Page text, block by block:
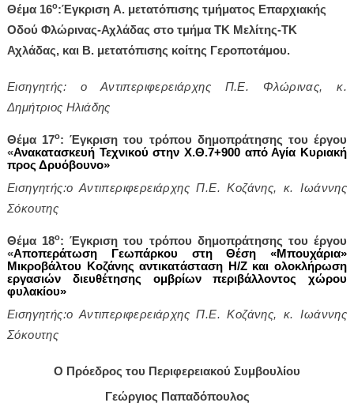
Θέμα 16ο:Έγκριση A. μετατόπισης τμήματος Επαρχιακής
Οδού Φλώρινας-Αχλάδας στο τμήμα ΤΚ Μελίτης-ΤΚ
Αχλάδας, και Β. μετατόπισης κοίτης Γεροποτάμου.
Εισηγητής: ο Αντιπεριφερειάρχης Π.Ε. Φλώρινας, κ.
Δημήτριος Ηλιάδης
Θέμα 17ο:Έγκρισητου τρόπου δημοπράτησης του έργου
«Ανακατασκευή Τεχνικού στην Χ.Θ.7+900 από Αγία Κυριακή
προς Δρυόβουνο»
Εισηγητής:ο Αντιπεριφερειάρχης Π.Ε. Κοζάνης, κ. Ιωάννης
Σόκουτης
Θέμα 18ο:Έγκρισητου τρόπου δημοπράτησης του έργου
«Αποπεράτωση Γεωπάρκου στη Θέση «Μπουχάρια»
Μικροβάλτου Κοζάνης αντικατάσταση Η/Ζ και ολοκλήρωση
εργασιών διευθέτησης ομβρίων περιβάλλοντος χώρου
φυλακίου»
Εισηγητής:ο Αντιπεριφερειάρχης Π.Ε. Κοζάνης, κ. Ιωάννης
Σόκουτης
Ο Πρόεδρος του Περιφερειακού Συμβουλίου
Γεώργιος Παπαδόπουλος